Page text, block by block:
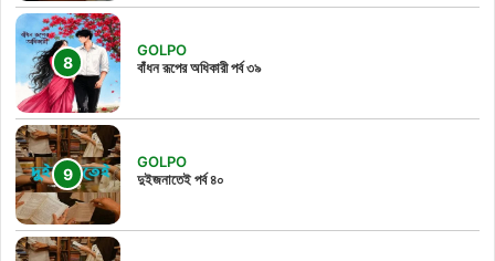
GOLPO
বাঁধন রূপের অধিকারী পর্ব ৩৯
GOLPO
দুইজনাতেই পর্ব ৪০